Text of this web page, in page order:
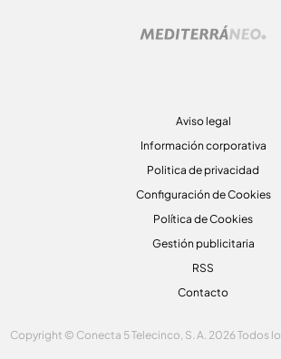
Aviso legal
Información corporativa
Politica de privacidad
Configuración de Cookies
Política de Cookies
Gestión publicitaria
RSS
Contacto
Copyright © Conecta 5 Telecinco, S. A. 2026 Todos